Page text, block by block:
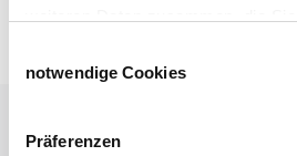
gesammelt haben.
notwendige Cookies
Präferenzen
ansprechendem Design und